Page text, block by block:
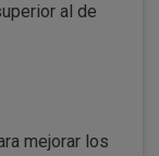
al de
mejorar los